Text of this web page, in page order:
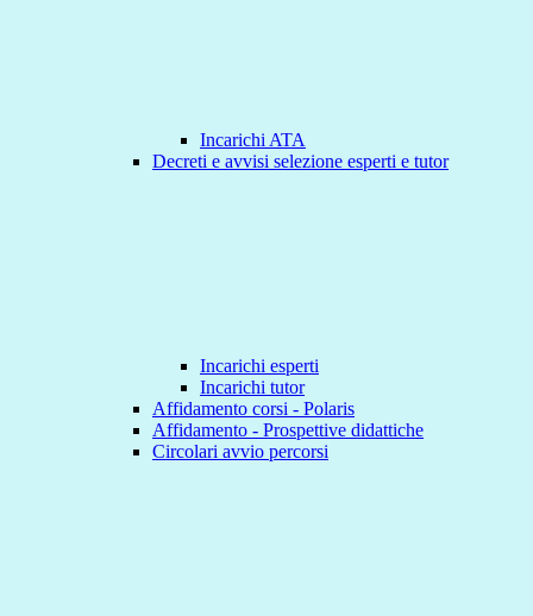
Incarichi ATA
Decreti e avvisi selezione esperti e tutor
Incarichi esperti
Incarichi tutor
Affidamento corsi - Polaris
Affidamento - Prospettive didattiche
Circolari avvio percorsi